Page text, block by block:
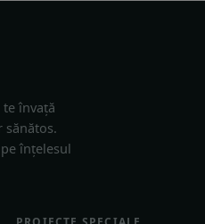
învață
sănătos.
înțelesul